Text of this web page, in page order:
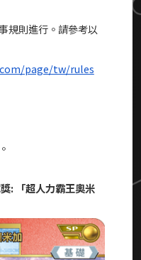
規則進行。請參考以
page/tw/rules
: 「超人力霸王奧米